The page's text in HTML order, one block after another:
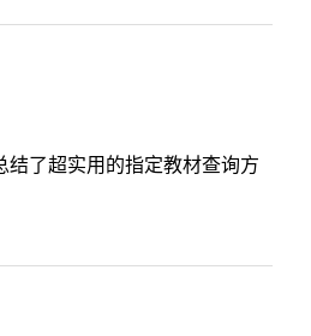
了超实用的指定教材查询方